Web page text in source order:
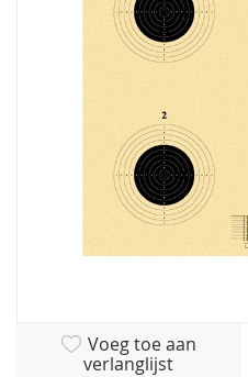
afbeeldingen-
Voeg toe aan
verlanglijst